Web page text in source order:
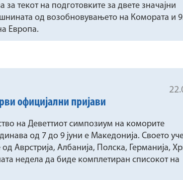
текот на подготовките за двете значајни
од возобновувањето на Комората и
Европа.
официјални пријави
на Деветтиот симпозиум на коморите
од 7 до 9 јуни е Македонија. Своето
Аврстрија, Албанија, Полска, Германија,
недела да биде комплетиран списокот на